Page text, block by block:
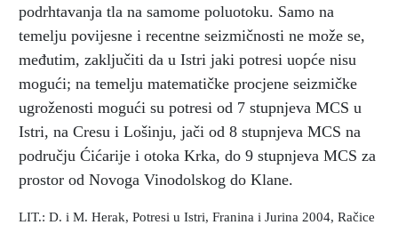
podrhtavanja tla na samome poluotoku. Samo na
temelju povijesne i recentne seizmičnosti ne može se,
međutim, zaključiti da u Istri jaki potresi uopće nisu
mogući; na temelju matematičke procjene seizmičke
ugroženosti mogući su potresi od 7 stupnjeva MCS u
Istri, na Cresu i Lošinju, jači od 8 stupnjeva MCS na
području Ćićarije i otoka Krka, do 9 stupnjeva MCS za
prostor od Novoga Vinodolskog do Klane.
LIT.: D. i M. Herak, Potresi u Istri, Franina i Jurina 2004, Račice